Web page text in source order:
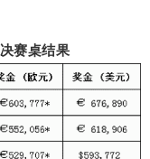
赛桌结果